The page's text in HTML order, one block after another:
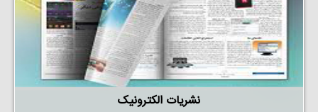
نشریات الکترونیک